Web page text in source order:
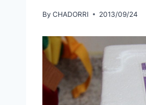
By CHADORRI 2013/09/24